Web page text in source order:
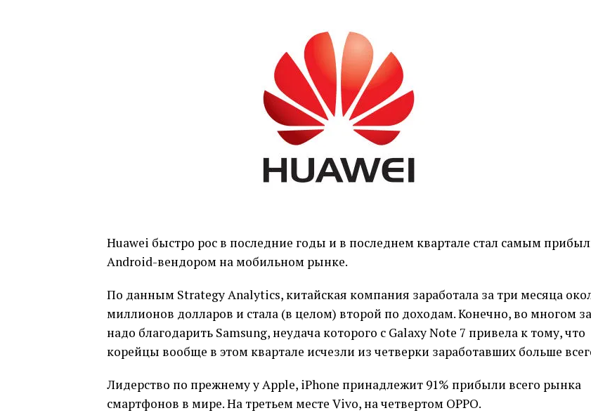
Huawei быстро рос в последние годы и в последнем квартале стал самым
Android-вендором на мобильном рынке.
По данным Strategy Analytics, китайская компания заработала за три месяца
миллионов долларов и стала (в целом) второй по доходам. Конечно, во многом
надо благодарить Samsung, неудача которого с Galaxy Note 7 привела к тому, что
корейцы вообще в этом квартале исчезли из четверки заработавших больше
Лидерство по прежнему у Apple, iPhone принадлежит 91% прибыли всего рынка
смартфонов в мире. На третьем месте Vivo, на четвертом OPPO.